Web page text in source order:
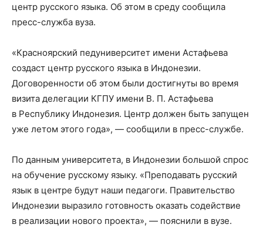
центр русского языка. Об этом в среду сообщила
пресс-служба вуза.
«Красноярский педуниверситет имени Астафьева
создаст центр русского языка в Индонезии.
Договоренности об этом были достигнуты во время
визита делегации КГПУ имени В. П. Астафьева
в Республику Индонезия. Центр должен быть запущен
уже летом этого года», — сообщили в пресс-службе.
По данным университета, в Индонезии большой спрос
на обучение русскому языку. «Преподавать русский
язык в центре будут наши педагоги. Правительство
Индонезии выразило готовность оказать содействие
в реализации нового проекта», — пояснили в вузе.